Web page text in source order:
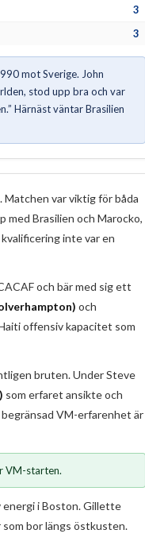
3
3
mot Sverige. John
stod upp bra och var
Härnäst väntar Brasilien
Matchen var viktig för båda
Brasilien och Marocko,
inte var en
och bär med sig ett
och
offensiv kapacitet som
bruten. Under Steve
som erfaret ansikte och
VM-erfarenhet är
VM-starten.
energi i Boston. Gillette
bor längs östkusten.